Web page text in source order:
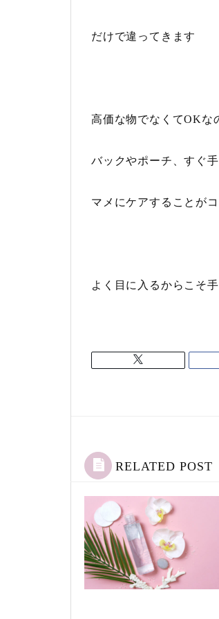
だけで違ってきます
高価な物でなくてOKな
バックやポーチ、すぐ
マメにケアすることが
よく目に入るからこそ
RELATED POST